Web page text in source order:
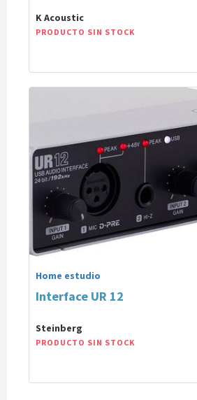
K Acoustic
PRODUCTO SIN STOCK
Home estudio
Interface UR 12
Steinberg
PRODUCTO SIN STOCK